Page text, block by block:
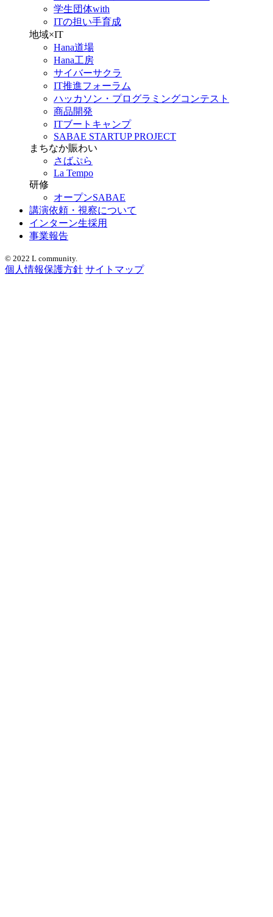
学生団体with
ITの担い手育成
地域×IT
Hana道場
Hana工房
サイバーサクラ
IT推進フォーラム
ハッカソン・プログラミングコンテスト
商品開発
ITブートキャンプ
SABAE STARTUP PROJECT
まちなか賑わい
さばぷら
La Tempo
研修
オープンSABAE
講演依頼・視察について
インターン生採用
事業報告
© 2022 L community.
個人情報保護方針 サイトマップ